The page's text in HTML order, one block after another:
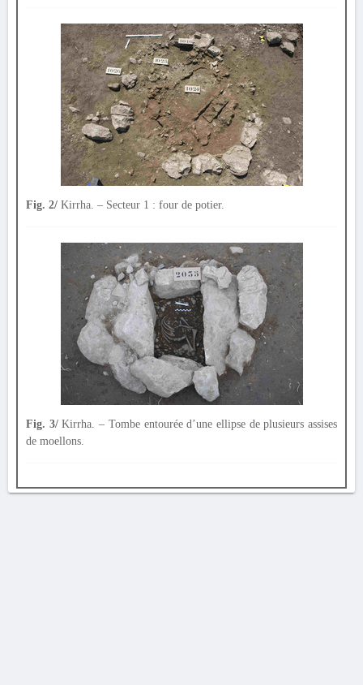
Fig. 2/ Kirrha. – Secteur 1 : four de potier.
Fig. 3/Kirrha. – Tombe entourée d’une ellipse de plusieurs assises
de moellons.